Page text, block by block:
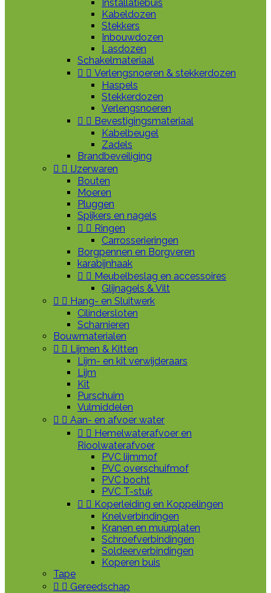
Installatiebuis
Kabeldozen
Stekkers
Inbouwdozen
Lasdozen
Schakelmateriaal
  Verlengsnoeren & stekkerdozen
Haspels
Stekkerdozen
Verlengsnoeren
  Bevestigingsmateriaal
Kabelbeugel
Zadels
Brandbeveiliging
  IJzerwaren
Bouten
Moeren
Pluggen
Spijkers en nagels
  Ringen
Carrosserieringen
Borgpennen en Borgveren
karabijnhaak
  Meubelbeslag en accessoires
Glijnagels & Vilt
  Hang- en Sluitwerk
Cilindersloten
Scharnieren
Bouwmaterialen
  Lijmen & Kitten
Lijm- en kit verwijderaars
Lijm
Kit
Purschuim
Vulmiddelen
  Aan- en afvoer water
  Hemelwaterafvoer en
Rioolwaterafvoer
PVC lijmmof
PVC overschuifmof
PVC bocht
PVC T-stuk
  Koperleiding en Koppelingen
Knelverbindingen
Kranen en muurplaten
Schroefverbindingen
Soldeerverbindingen
Koperen buis
Tape
  Gereedschap